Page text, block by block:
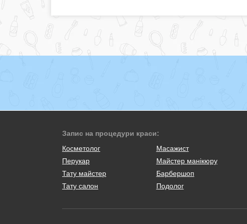
Запис на процедури краси:
Косметолог
Масажист
Перукар
Майстер манікюру
Тату майстер
Барбершоп
Тату салон
Подолог